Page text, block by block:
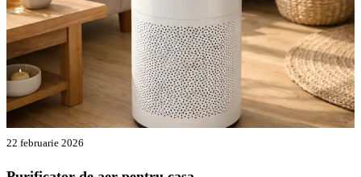
22 februarie 2026